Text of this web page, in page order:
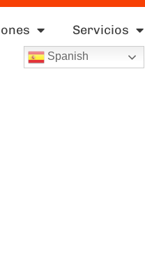
Servicios
Spanish